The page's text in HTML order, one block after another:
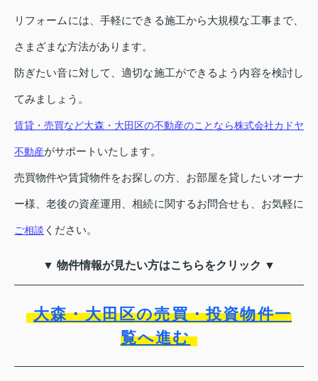
リフォームには、手軽にできる施工から大規模な工事まで、
さまざまな方法があります。
防ぎたい音に対して、適切な施工ができるよう内容を検討し
てみましょう。
賃貸・売買など大森・大田区の不動産のことなら株式会社カドヤ
不動産がサポートいたします。
売買物件や賃貸物件をお探しの方、お部屋を貸したいオーナ
ー様、老後の資産運用、相続に関するお問合せも、お気軽に
ご相談 ください。
▼ 物件情報が見たい方はこちらをクリック ▼
大森・大田区の売買・投資物件一
覧へ進む